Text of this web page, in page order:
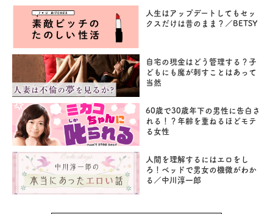
人生はアップデートしてもセッ
クスだけは昔のまま？／BETSY
自宅の現金はどう管理する？子
どもにも魔が刺すことはあって
当然
60歳で30歳年下の男性に告白さ
れる！？年齢を重ねるほどモテ
る女性
人間を理解するにはエロをし
ろ！ベッドで男女の機微がわか
る／中川淳一郎